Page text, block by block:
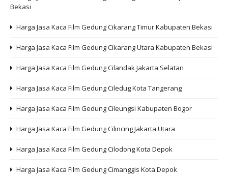
Bekasi
Harga Jasa Kaca Film Gedung Cikarang Timur Kabupaten Bekasi
Harga Jasa Kaca Film Gedung Cikarang Utara Kabupaten Bekasi
Harga Jasa Kaca Film Gedung Cilandak Jakarta Selatan
Harga Jasa Kaca Film Gedung Ciledug Kota Tangerang
Harga Jasa Kaca Film Gedung Cileungsi Kabupaten Bogor
Harga Jasa Kaca Film Gedung Cilincing Jakarta Utara
Harga Jasa Kaca Film Gedung Cilodong Kota Depok
Harga Jasa Kaca Film Gedung Cimanggis Kota Depok